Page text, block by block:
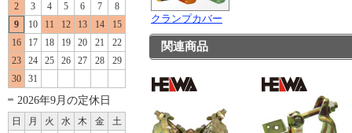
2
3 4 5 6 7
8
9
10 11 12 13 14
15
16
17 18 19 20 21
22
23
24 25 26 27 28
29
30
31
2026年9月の定休日
日 月 火 水 木 金
土
クランプカバー
関連商品